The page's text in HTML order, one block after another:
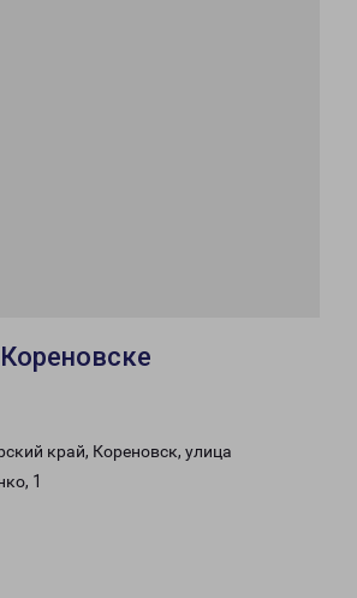
край, Кореновск, улица
1